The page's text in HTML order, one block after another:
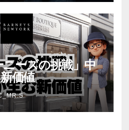
ニーズの挑戦」中
価値